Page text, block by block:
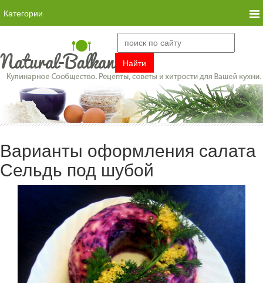
Категории
Варианты оформления салата
Сельдь под шубой